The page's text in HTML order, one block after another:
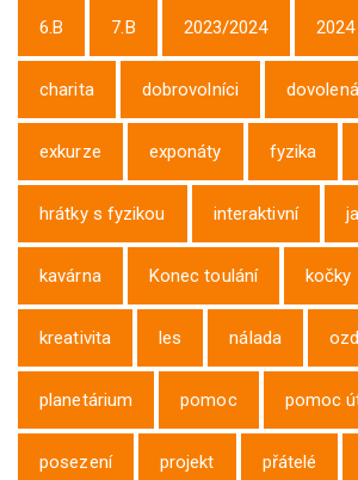
6.B 7.B 2023/2024 2024
charita dobrovolníci dovolená
exkurze exponáty fyzika
hrátky s fyzikou interaktivní
kavárna Konec toulání kočky
kreativita les nálada
planetárium pomoc pomoc
posezení projekt přátelé